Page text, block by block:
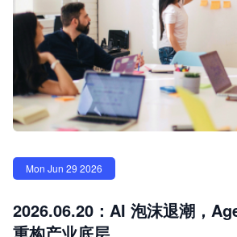
Mon Jun 29 2026
2026.06.20：AI 泡沫退潮，